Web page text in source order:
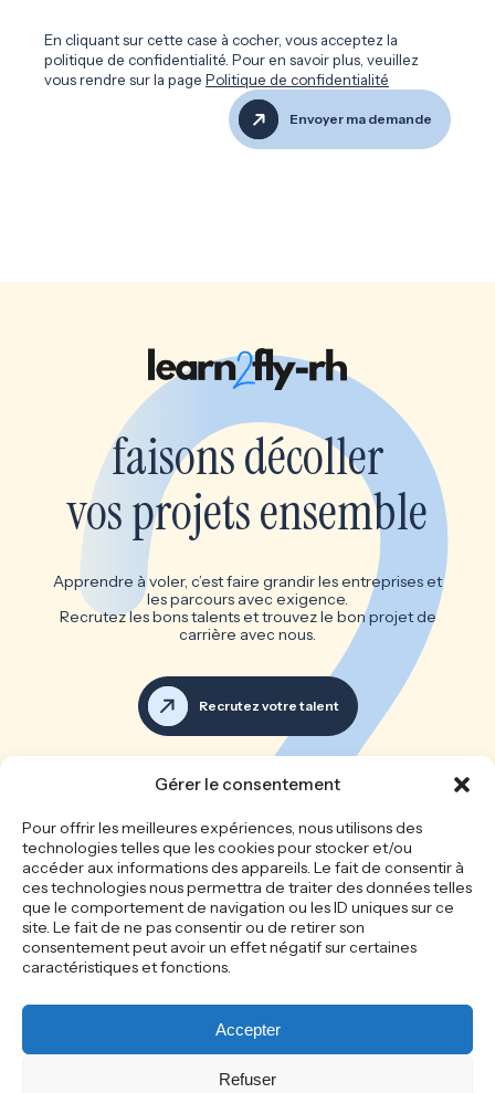
Gérer le consentement
Pour offrir les meilleures expériences, nous utilisons des
technologies telles que les cookies pour stocker et/ou
accéder aux informations des appareils. Le fait de consentir à
ces technologies nous permettra de traiter des données telles
que le comportement de navigation ou les ID uniques sur ce
site. Le fait de ne pas consentir ou de retirer son
consentement peut avoir un effet négatif sur certaines
caractéristiques et fonctions.
Accepter
Refuser
En cliquant sur cette case à cocher, vous acceptez la
politique de confidentialité. Pour en savoir plus, veuillez
vous rendre sur la page Politique de confidentialité
Envoyer ma demande
faisons décoller
vos projets ensemble
Apprendre à voler, c’est faire grandir les entreprises et
les parcours avec exigence.
Recrutez les bons talents et trouvez le bon projet de
carrière avec nous.
Recrutez votre talent
Les bonnes équipes font les
grandes entreprises
Accueil
Le cabinet
Recrutement
Nos offres d’emploi
Candidature spontanée
Actualités
Mentions légales
confidentialité
Politique de cookie